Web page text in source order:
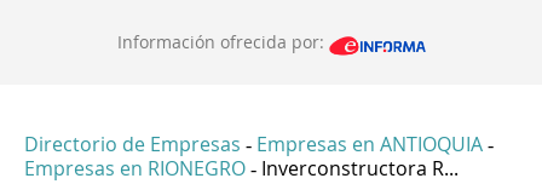
Información ofrecida por:
Directorio de Empresas - Empresas en ANTIOQUIA -
Empresas en RIONEGRO - Inverconstructora R...